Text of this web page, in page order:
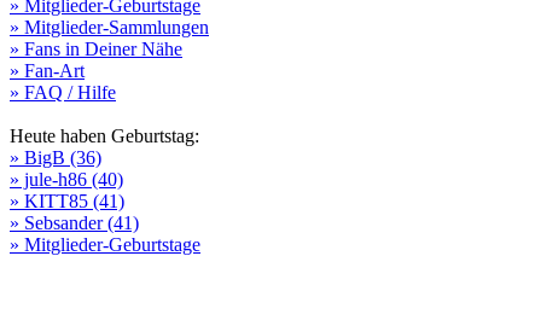
» Mitglieder-Geburtstage
» Mitglieder-Sammlungen
» Fans in Deiner Nähe
» Fan-Art
» FAQ / Hilfe
Heute haben Geburtstag:
» BigB (36)
» jule-h86 (40)
» KITT85 (41)
» Sebsander (41)
» Mitglieder-Geburtstage